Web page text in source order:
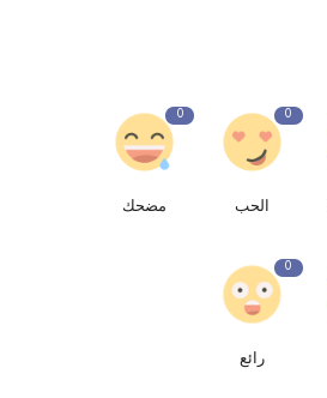
0
الحب
0
مضحك
0
رائع